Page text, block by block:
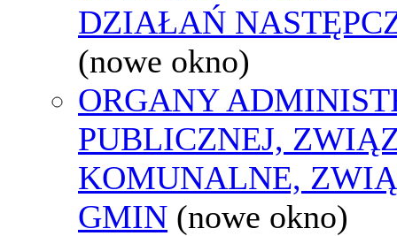
DZIAŁAŃ
(nowe okno)
ORGANY
PUBLICZNEJ,
KOMUNALNE,
GMIN (nowe okno)